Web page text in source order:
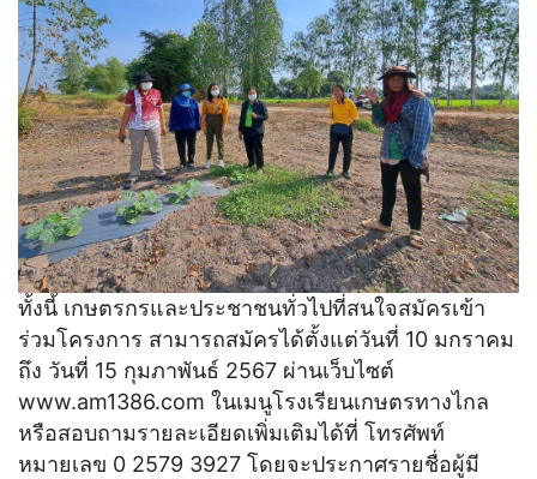
ทั้งนี้ เกษตรกรและประชาชนทั่วไปที่สนใจสมัครเข้า
ร่วมโครงการ สามารถสมัครได้ตั้งแต่วันที่ 10 มกราคม
ถึง วันที่ 15 กุมภาพันธ์ 2567 ผ่านเว็บไซต์
www.am1386.com ในเมนูโรงเรียนเกษตรทางไกล
หรือสอบถามรายละเอียดเพิ่มเติมได้ที่ โทรศัพท์
หมายเลข 0 2579 3927 โดยจะประกาศรายชื่อผู้มี